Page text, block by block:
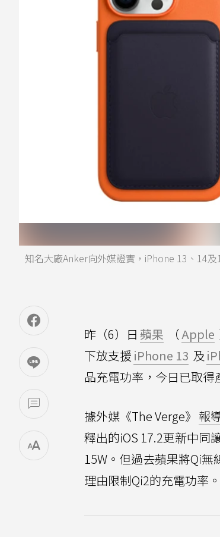
知名大廠Anker向外媒證實，iPhone 13、14
昨（6）日 蘋果 （Apple
下放支援 iPhone 13 及
品充電功率，今日已取得
據外媒《The Verge》 報
釋出的iOS 17.2更新中同
15W。但過去蘋果將Qi
理由限制Qi2的充電功率。